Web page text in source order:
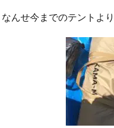
なんせ今までのテントよ